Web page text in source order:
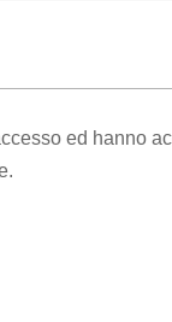
ed hanno